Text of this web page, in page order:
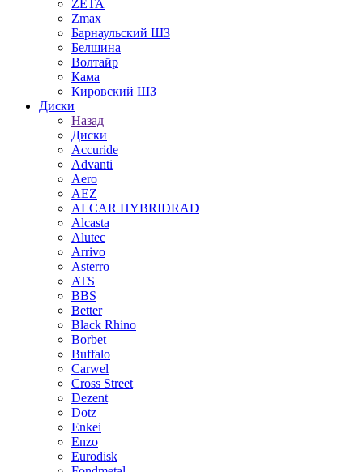
ZETA
Zmax
Барнаульский ШЗ
Белшина
Волтайр
Кама
Кировский ШЗ
Диски
Назад
Диски
Accuride
Advanti
Aero
AEZ
ALCAR HYBRIDRAD
Alcasta
Alutec
Arrivo
Asterro
ATS
BBS
Better
Black Rhino
Borbet
Buffalo
Carwel
Cross Street
Dezent
Dotz
Enkei
Enzo
Eurodisk